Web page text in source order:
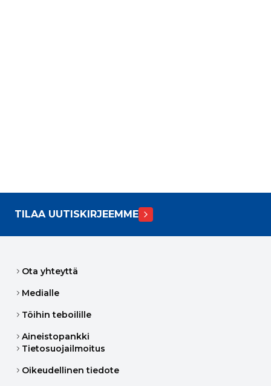
TILAA UUTISKIRJEEMME
Ota yhteyttä
Medialle
Töihin teboilille
Aineistopankki
Tietosuojailmoitus
Oikeudellinen tiedote